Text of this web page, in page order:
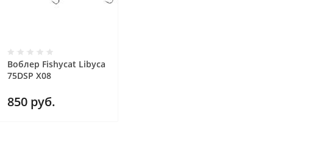
Воблер Fishycat Libyca
75DSP X08
850 руб.